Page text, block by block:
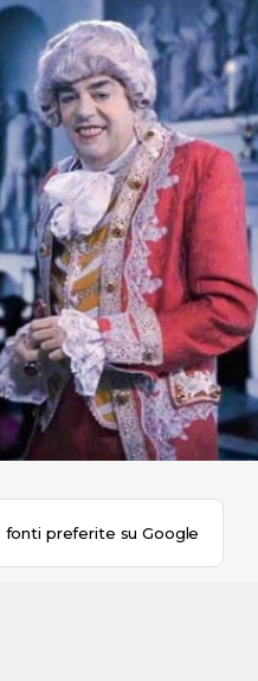
fonti preferite su Google